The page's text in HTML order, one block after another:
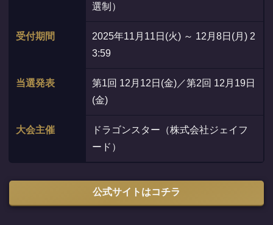
選制）
受付期間
2025年11月11日(火) ～ 12月8日(月) 2
3:59
当選発表
第1回 12月12日(金)／第2回 12月19日
(金)
大会主催
ドラゴンスター（株式会社ジェイフ
ード）
公式サイトはコチラ